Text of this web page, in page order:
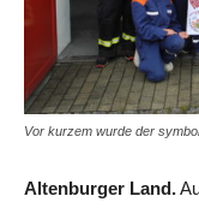
Vor kurzem wurde der
Altenburger Land.